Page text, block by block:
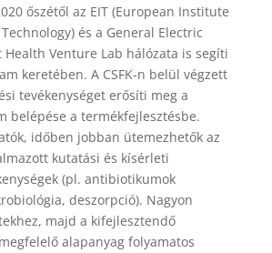
őszétől az EIT (European Institute
és a General Electric
Venture Lab hálózata is segíti
keretében. A CSFK-n belül végzett
tevékenységet erősíti meg a
belépése a termékfejlesztésbe.
időben jobban ütemezhetők az
kutatási és kísérleti
(pl. antibiotikumok
deszorpció). Nagyon
majd a kifejlesztendő
alapanyag folyamatos